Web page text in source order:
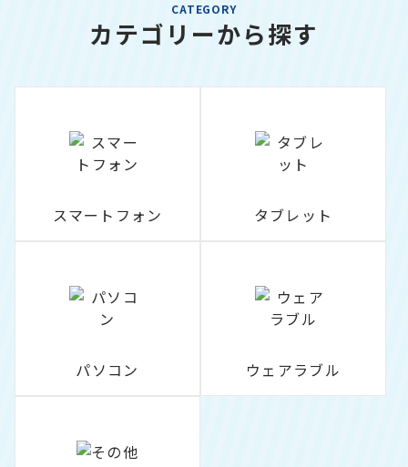
CATEGORY
カテゴリーから探す
スマートフォン タブレット
パソコン ウェアラブル